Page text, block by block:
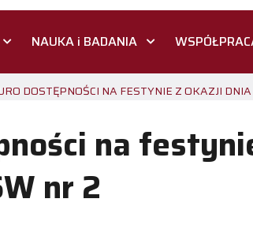
NAUKA i BADANIA
DOSTĘPNOŚCI NA FESTYNIE Z OKAZJI
na
nr 2